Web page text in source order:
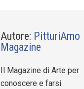
Autore: PitturiAmo
Magazine
Il Magazine di Arte per
conoscere e farsi